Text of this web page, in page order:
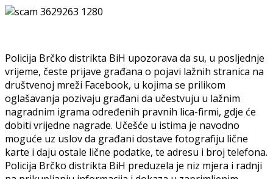
Policija Brčko distrikta BiH upozorava da su, u posljednje
vrijeme, česte prijave građana o pojavi lažnih stranica na
društvenoj mreži Facebook, u kojima se prilikom
oglašavanja pozivaju građani da učestvuju u lažnim
nagradnim igrama određenih pravnih lica-firmi, gdje će
dobiti vrijedne nagrade. Učešće u istima je navodno
moguće uz uslov da građani dostave fotografiju lične
karte i daju ostale lične podatke, te adresu i broj telefona.
Policija Brčko distrikta BiH preduzela je niz mjera i radnji